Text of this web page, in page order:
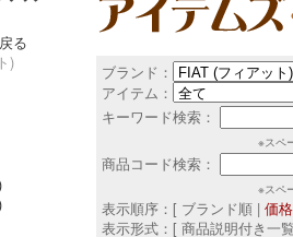
る
)
ブランド：
アイテム：
キーワード検索：
※スペ
商品コード検索：
※スペ
表示順序：[ ブランド順 | 価
表示形式：[ 商品説明付き一